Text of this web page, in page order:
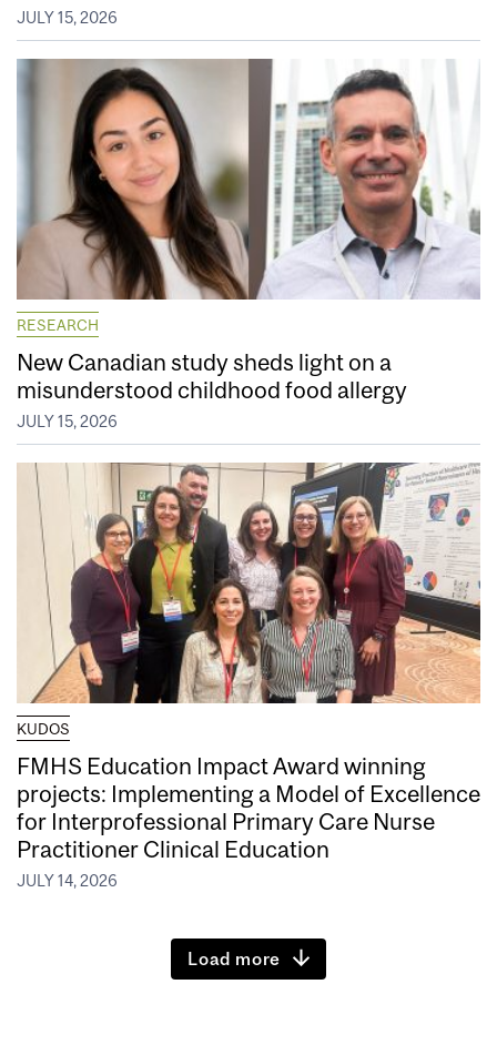
JULY 15, 2026
RESEARCH
New Canadian study sheds light on a
misunderstood childhood food allergy
JULY 15, 2026
KUDOS
FMHS Education Impact Award winning
projects: Implementing a Model of Excellence
for Interprofessional Primary Care Nurse
Practitioner Clinical Education
JULY 14, 2026
Load more